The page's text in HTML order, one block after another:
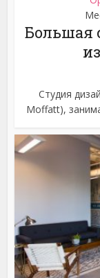
Большая
Студия
Moffatt),